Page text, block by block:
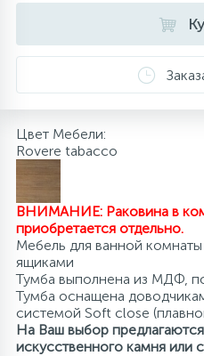
Напольные
Душевые системы
Цвет Мебели:
Rovere tabacco
ВНИМАНИЕ: Раковина в
приобретается отдельно.
Мебель для ванной
ящиками
Тумба выполнена из МДФ,
Тумба оснащена
системой Soft close
На Ваш выбор
искусственного камня или